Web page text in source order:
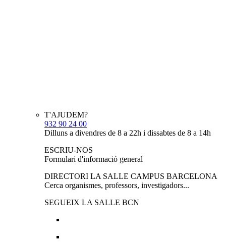
T'AJUDEM?
932 90 24 00
Dilluns a divendres de 8 a 22h i dissabtes de 8 a 14h
ESCRIU-NOS
Formulari d'informació general
DIRECTORI LA SALLE CAMPUS BARCELONA
Cerca organismes, professors, investigadors...
SEGUEIX LA SALLE BCN